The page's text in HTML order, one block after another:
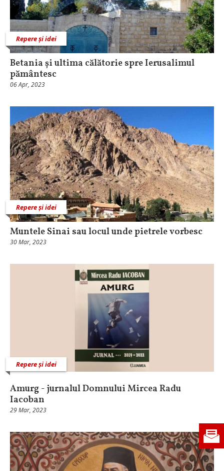
Repere și idei
Betania și ultima călătorie spre Ierusalimul
pământesc
06 Apr, 2023
Repere și idei
Muntele Sinai sau locul unde pietrele vorbesc
30 Mar, 2023
Repere și idei
Amurg - jurnalul Domnului Mircea Radu
Iacoban
29 Mar, 2023